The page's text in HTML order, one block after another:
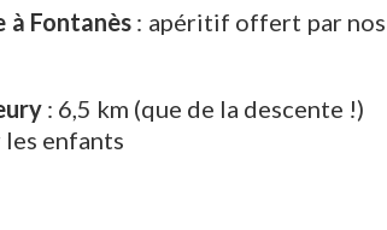
à Fontanès: apéritif offert par nos
: 6,5 km (que de la descente !)
enfants